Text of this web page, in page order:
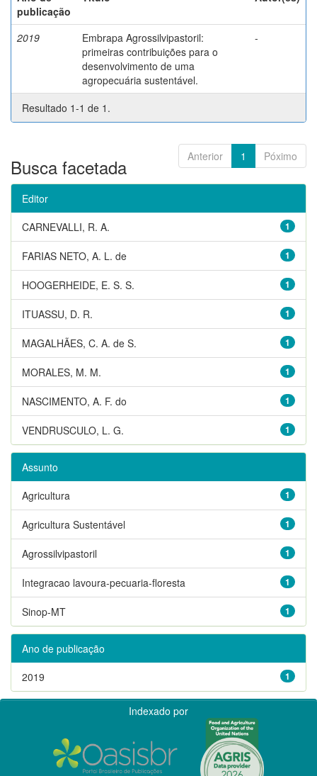
publicação
2019
Embrapa Agrossilvipastoril:
primeiras contribuições para o
desenvolvimento de uma
agropecuária sustentável.
-
Resultado 1-1 de 1.
Anterior 1 Póximo
Busca facetada
Editor
1
CARNEVALLI, R. A.
1
FARIAS NETO, A. L. de
1
HOOGERHEIDE, E. S. S.
1
ITUASSU, D. R.
1
MAGALHÃES, C. A. de S.
1
MORALES, M. M.
1
NASCIMENTO, A. F. do
1
VENDRUSCULO, L. G.
Assunto
1
Agricultura
1
Agricultura Sustentável
1
Agrossilvipastoril
1
Integracao lavoura-pecuaria-floresta
1
Sinop-MT
Ano de publicação
1
2019
Indexado por